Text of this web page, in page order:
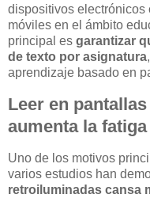
dispositivos electrónicos
móviles en el ámbito
principal es garantizar
de texto por asignatura
aprendizaje basado en
Leer en
aumenta la fatiga
Uno de los motivos
varios estudios han
retroiluminadas cansa